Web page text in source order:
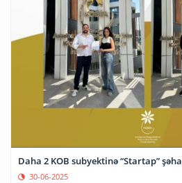
Daha 2 KOB subyektinə “Startap”
30-06-2025